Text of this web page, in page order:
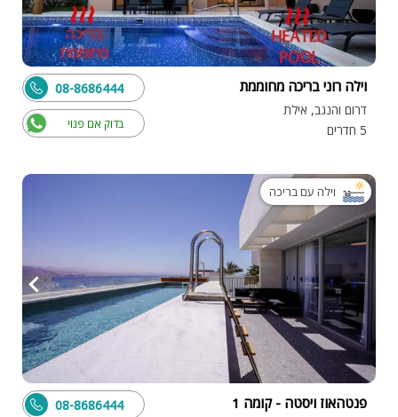
וילה רוני בריכה מחוממת
דרום והנגב, אילת
5 חדרים
בדוק אם פנוי
08-8686444
וילה עם בריכה
פנטהאוז ויסטה - קומה 1 08-8686444